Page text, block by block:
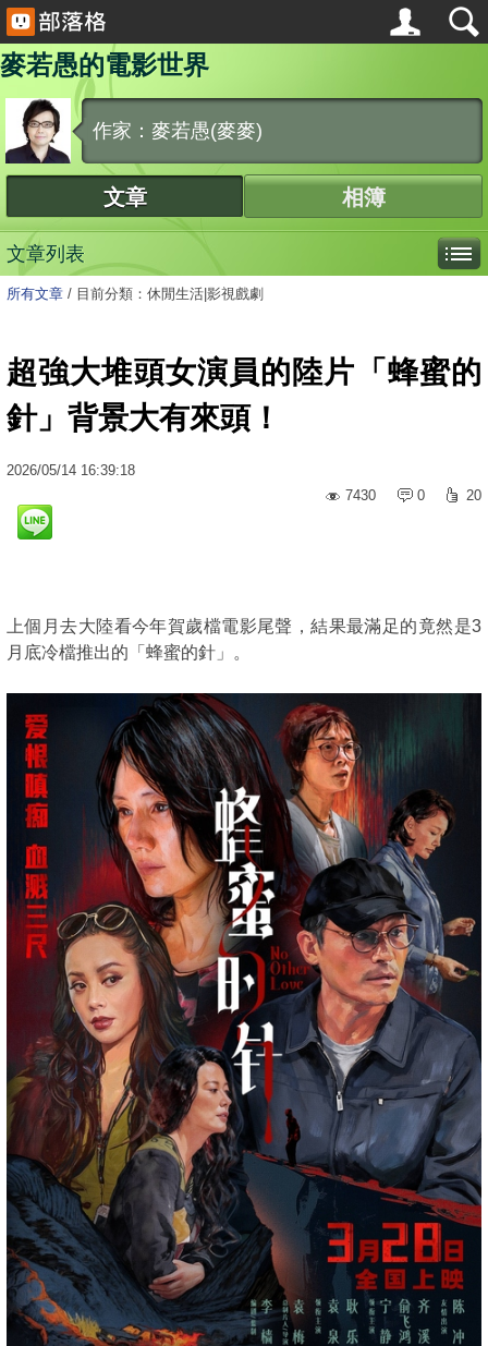
麥若愚的電影世界
作家：麥若愚(麥麥)
文章 相簿
文章列表
所有文章 / 目前分類：休閒生活|影視戲劇
超強大堆頭女演員的陸片「蜂蜜的
針」背景大有來頭！
2026/05/14 16:39:18
7430
0 20
上個月去大陸看今年賀歲檔電影尾聲，結果最滿足的竟然是3
月底冷檔推出的「蜂蜜的針」。